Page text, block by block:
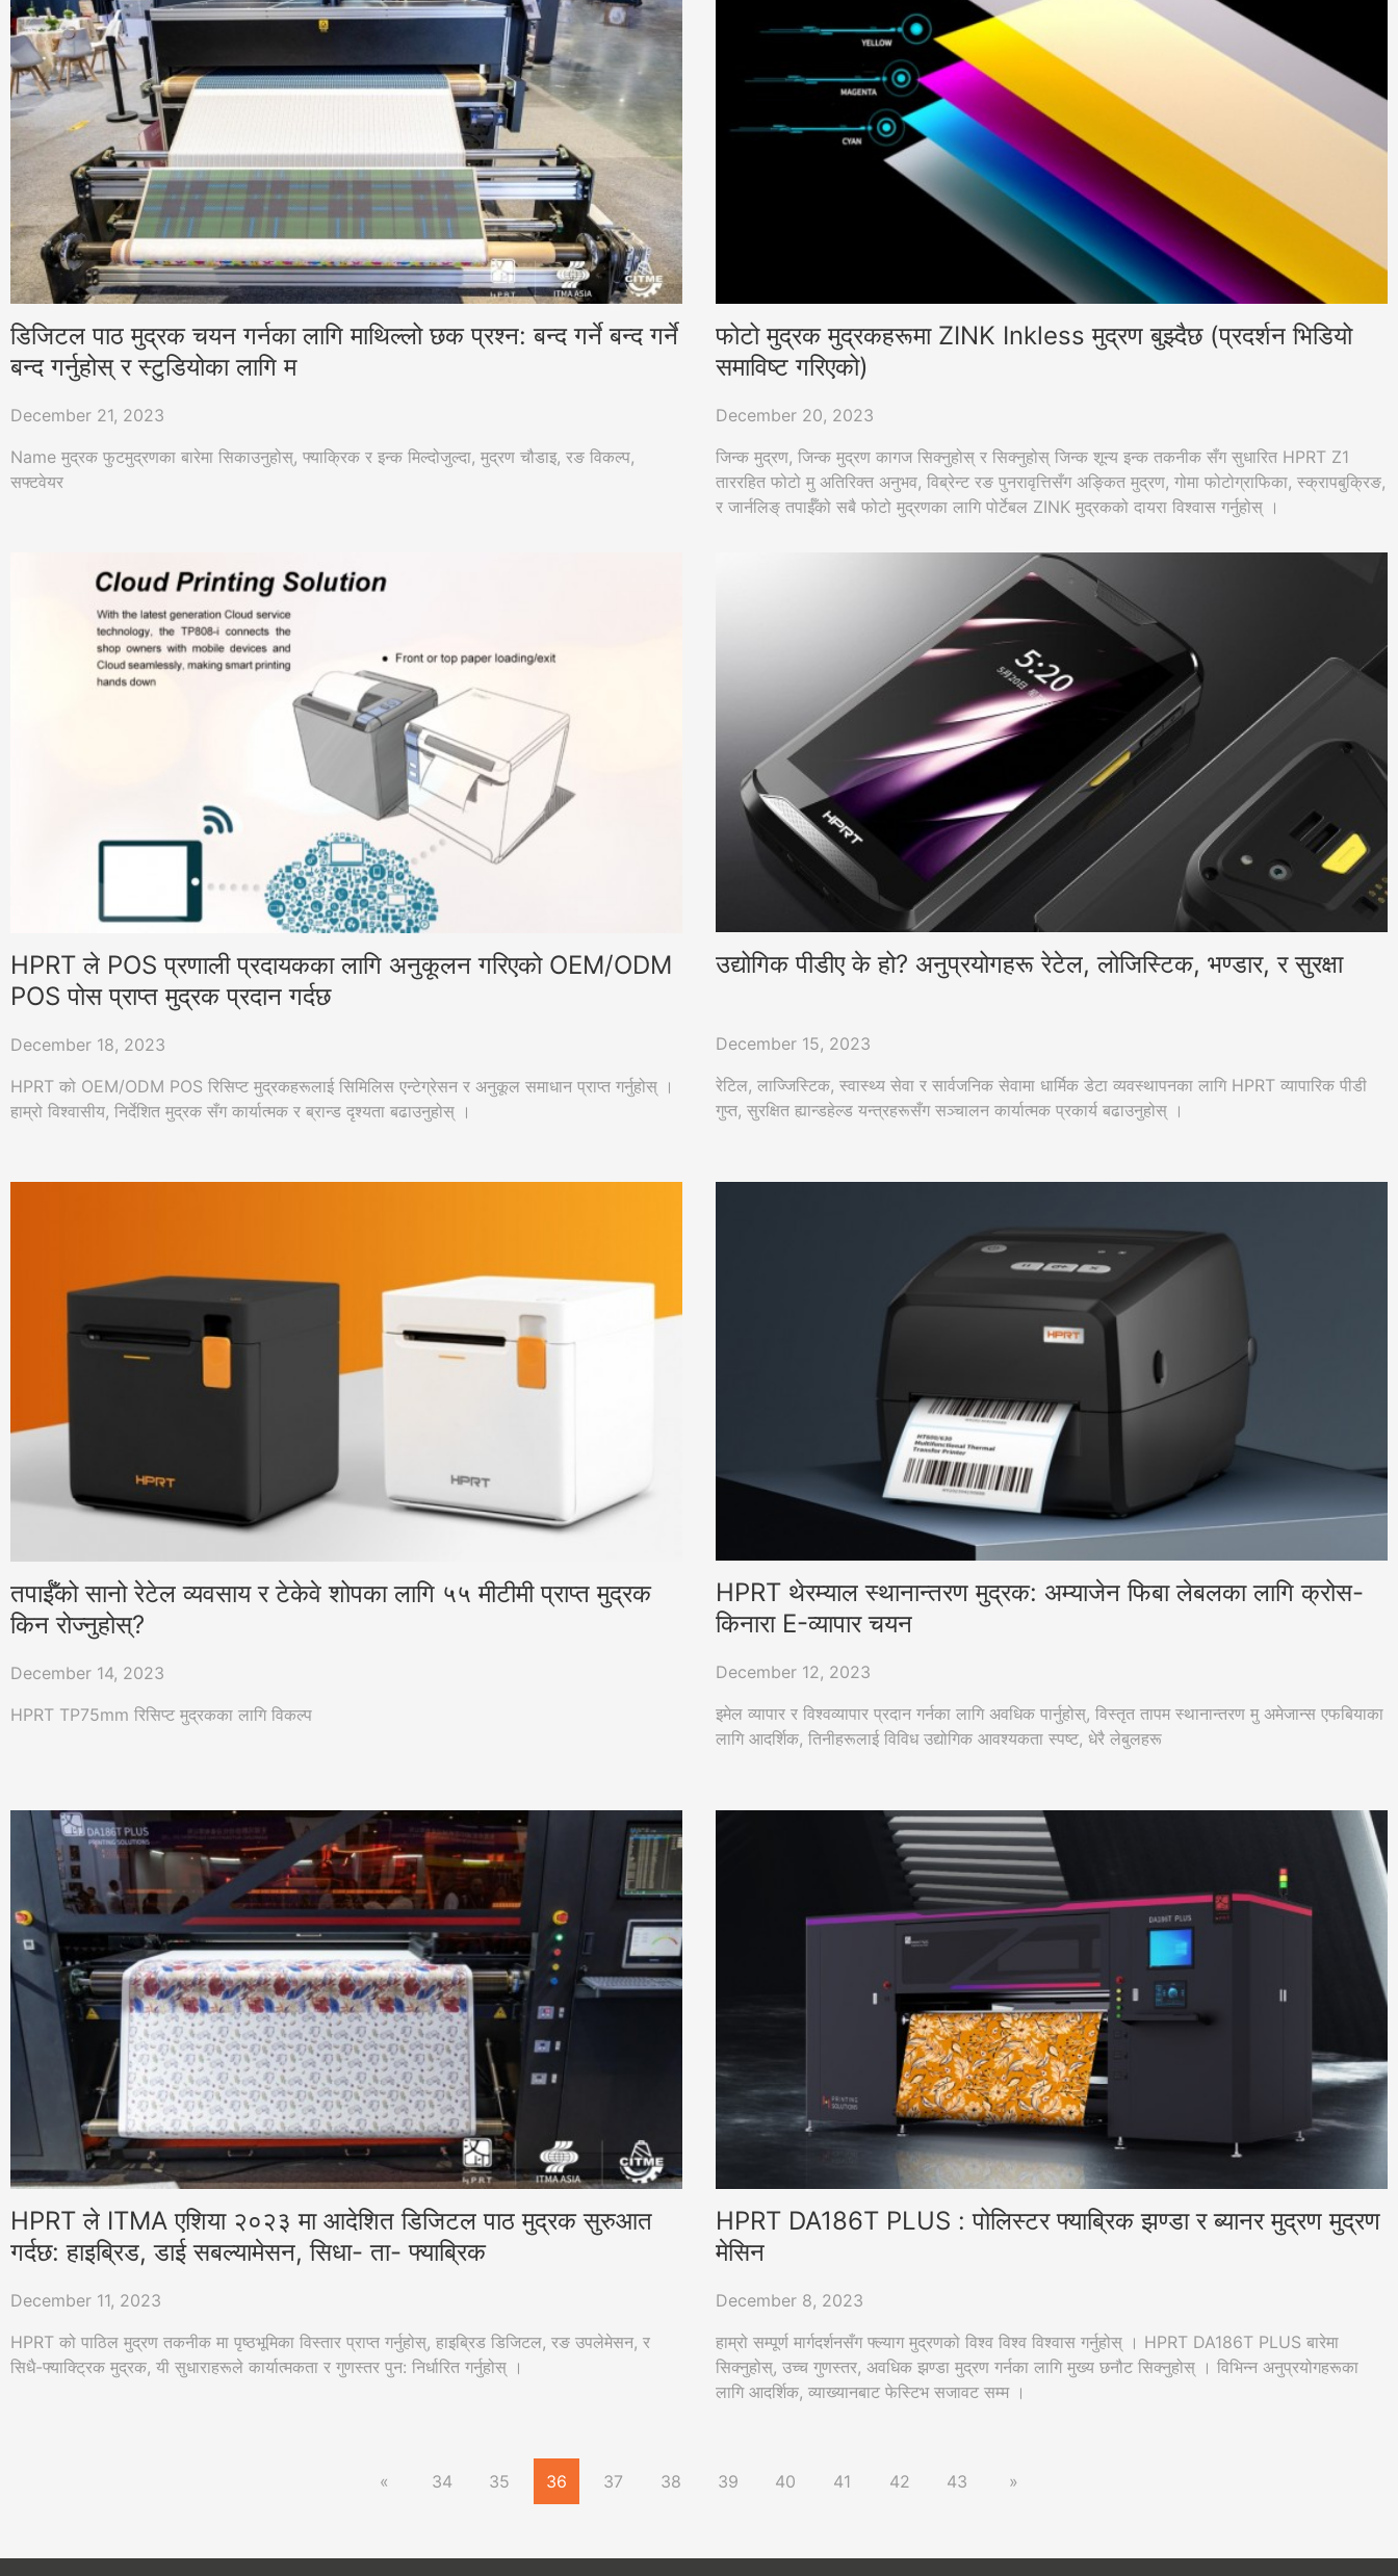
डिजिटल पाठ मुद्रक चयन गर्नका लागि माथिल्लो छक प्रश्न: बन्द गर्ने बन्द गर्ने
बन्द गर्नुहोस् र स्टुडियोका लागि म
December 21, 2023
Name मुद्रक फुटमुद्रणका बारेमा सिकाउनुहोस्, फ्याक्रिक र इन्क मिल्दोजुल्दा, मुद्रण चौडाइ, रङ विकल्प,
सफ्टवेयर
फोटो मुद्रक मुद्रकहरूमा ZINK Inkless मुद्रण बुझ्दैछ (प्रदर्शन भिडियो
समाविष्ट गरिएको)
December 20, 2023
जिन्क मुद्रण, जिन्क मुद्रण कागज सिक्नुहोस् र सिक्नुहोस् जिन्क शून्य इन्क तकनीक सँग सुधारित HPRT Z1
ताररहित फोटो मु अतिरिक्त अनुभव, विब्रेन्ट रङ पुनरावृत्तिसँग अङ्कित मुद्रण, गोमा फोटोग्राफिका, स्क्रापबुक्रिङ,
र जार्नलिङ् तपाईँको सबै फोटो मुद्रणका लागि पोर्टेबल ZINK मुद्रकको दायरा विश्वास गर्नुहोस् ।
HPRT ले POS प्रणाली प्रदायकका लागि अनुकूलन गरिएको OEM/ODM
POS पोस प्राप्त मुद्रक प्रदान गर्दछ
December 18, 2023
HPRT को OEM/ODM POS रिसिप्ट मुद्रकहरूलाई सिमिलिस एन्टेग्रेसन र अनुकूल समाधान प्राप्त गर्नुहोस् ।
हाम्रो विश्वासीय, निर्देशित मुद्रक सँग कार्यात्मक र ब्रान्ड दृश्यता बढाउनुहोस् ।
उद्योगिक पीडीए के हो? अनुप्रयोगहरू रेटेल, लोजिस्टिक, भण्डार, र सुरक्षा
December 15, 2023
रेटिल, लाज्जिस्टिक, स्वास्थ्य सेवा र सार्वजनिक सेवामा धार्मिक डेटा व्यवस्थापनका लागि HPRT व्यापारिक पीडी
गुप्त, सुरक्षित ह्यान्डहेल्ड यन्त्रहरूसँग सञ्चालन कार्यात्मक प्रकार्य बढाउनुहोस् ।
तपाईँको सानो रेटेल व्यवसाय र टेकेवे शोपका लागि ५५ मीटीमी प्राप्त मुद्रक
किन रोज्नुहोस्?
December 14, 2023
HPRT TP75mm रिसिप्ट मुद्रकका लागि विकल्प
HPRT थेरम्याल स्थानान्तरण मुद्रक: अम्याजेन फिबा लेबलका लागि क्रोस-
किनारा E-व्यापार चयन
December 12, 2023
इमेल व्यापार र विश्वव्यापार प्रदान गर्नका लागि अवधिक पार्नुहोस्, विस्तृत तापम स्थानान्तरण मु अमेजान्स एफबियाका
लागि आदर्शिक, तिनीहरूलाई विविध उद्योगिक आवश्यकता स्पष्ट, धेरै लेबुलहरू
HPRT ले ITMA एशिया २०२३ मा आदेशित डिजिटल पाठ मुद्रक सुरुआत
गर्दछ: हाइब्रिड, डाई सबल्यामेसन, सिधा- ता- फ्याब्रिक
December 11, 2023
HPRT को पाठिल मुद्रण तकनीक मा पृष्ठभूमिका विस्तार प्राप्त गर्नुहोस्, हाइब्रिड डिजिटल, रङ उपलेमेसन, र
सिधै-फ्याक्ट्रिक मुद्रक, यी सुधाराहरूले कार्यात्मकता र गुणस्तर पुन: निर्धारित गर्नुहोस् ।
HPRT DA186T PLUS : पोलिस्टर फ्याब्रिक झण्डा र ब्यानर मुद्रण मुद्रण
मेसिन
December 8, 2023
हाम्रो सम्पूर्ण मार्गदर्शनसँग फ्ल्याग मुद्रणको विश्व विश्व विश्वास गर्नुहोस् । HPRT DA186T PLUS बारेमा
सिक्नुहोस्, उच्च गुणस्तर, अवधिक झण्डा मुद्रण गर्नका लागि मुख्य छनौट सिक्नुहोस् । विभिन्न अनुप्रयोगहरूका
लागि आदर्शिक, व्याख्यानबाट फेस्टिभ सजावट सम्म ।
« 34 35 36 37 38 39 40 41 42 43 »